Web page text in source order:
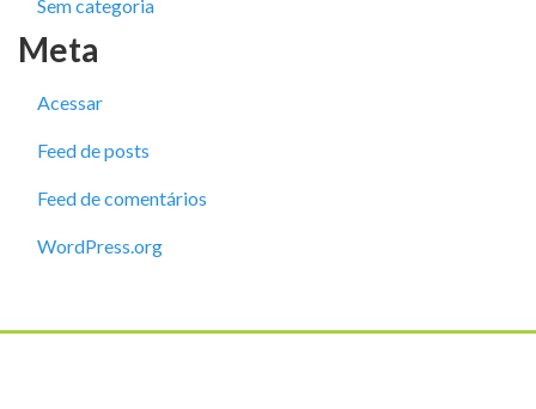
Sem categoria
Meta
Acessar
Feed de posts
Feed de comentários
WordPress.org